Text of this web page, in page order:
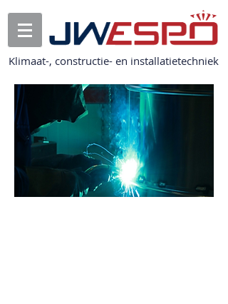
Klimaat-, constructie- en installatietechniek